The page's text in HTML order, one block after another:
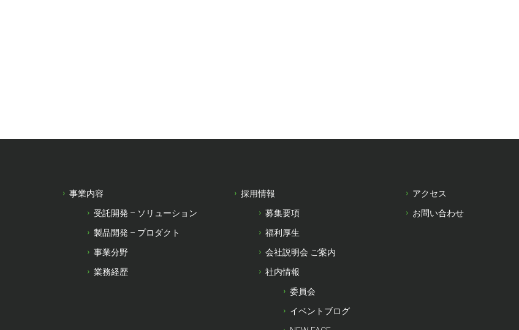
事業内容
受託開発 – ソリューション
製品開発 – プロダクト
事業分野
業務経歴
採用情報
募集要項
福利厚生
会社説明会 ご案内
社内情報
委員会
イベントブログ
アクセス
お問い合わせ